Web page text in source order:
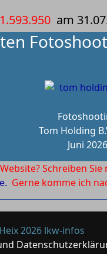
1.593.950 am
Tom Holding
Juni 2026
Schreiben Sie
Gerne komme ich
2026 lkw-infos